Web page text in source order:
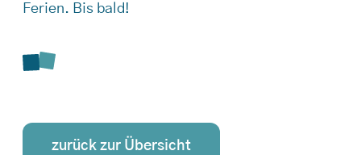
Ferien. Bis bald!
zurück zur Übersicht